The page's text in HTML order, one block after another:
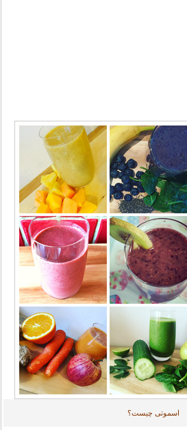
اسموتی چیست؟